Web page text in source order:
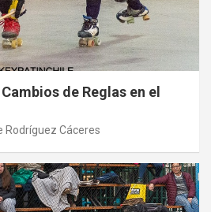
de Reglas en el
Rodríguez Cáceres